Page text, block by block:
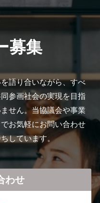
募集
語り合いながら、すべ
参画社会の実現を⽬指
せん。当協議会や事業
お気軽にお問い合わせ
しています。
わせ